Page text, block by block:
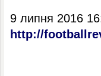
9 липня 2016
http://